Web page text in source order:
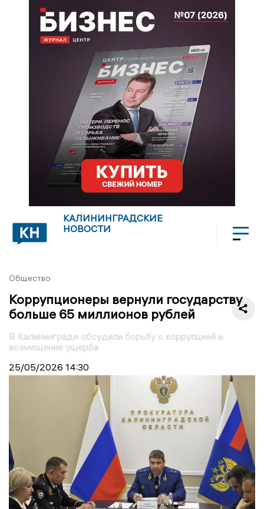
КАЛИНИНГРАДСКИЕ
НОВОСТИ
Общество
Коррупционеры вернули государству
больше 65 миллионов рублей
В Калининграде обсудили борьбу с коррупцией и
возмещение ущерба
25/05/2026 14:30